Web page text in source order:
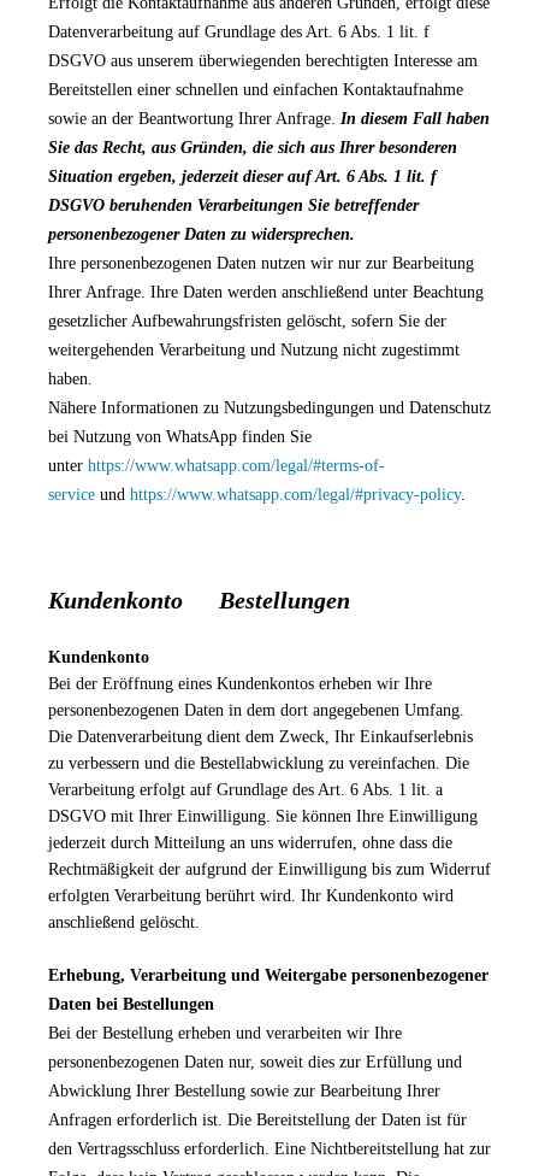
Datenverarbeitung auf Grundlage des Art. 6 Abs. 1 lit. f
DSGVO aus unserem überwiegenden berechtigten Interesse am
Bereitstellen einer schnellen und einfachen Kontaktaufnahme
sowie an der Beantwortung Ihrer Anfrage. In diesem Fall haben
Sie das Recht, aus Gründen, die sich aus Ihrer besonderen
Situation ergeben, jederzeit dieser auf Art. 6 Abs. 1 lit. f
DSGVO beruhenden Verarbeitungen Sie betreffender
personenbezogener Daten zu widersprechen.
Ihre personenbezogenen Daten nutzen wir nur zur Bearbeitung
Ihrer Anfrage. Ihre Daten werden anschließend unter Beachtung
gesetzlicher Aufbewahrungsfristen gelöscht, sofern Sie der
weitergehenden Verarbeitung und Nutzung nicht zugestimmt
haben.
Nähere Informationen zu Nutzungsbedingungen und Datenschutz
bei Nutzung von WhatsApp finden Sie
unter https://www.whatsapp.com/legal/#terms-of-
service und https://www.whatsapp.com/legal/#privacy-policy.
Kundenkonto Bestellungen
Kundenkonto
Bei der Eröffnung eines Kundenkontos erheben wir Ihre
personenbezogenen Daten in dem dort angegebenen Umfang.
Die Datenverarbeitung dient dem Zweck, Ihr Einkaufserlebnis
zu verbessern und die Bestellabwicklung zu vereinfachen. Die
Verarbeitung erfolgt auf Grundlage des Art. 6 Abs. 1 lit. a
DSGVO mit Ihrer Einwilligung. Sie können Ihre Einwilligung
jederzeit durch Mitteilung an uns widerrufen, ohne dass die
Rechtmäßigkeit der aufgrund der Einwilligung bis zum Widerruf
erfolgten Verarbeitung berührt wird. Ihr Kundenkonto wird
anschließend gelöscht.
Erhebung, Verarbeitung und Weitergabe personenbezogener
Daten bei Bestellungen
Bei der Bestellung erheben und verarbeiten wir Ihre
personenbezogenen Daten nur, soweit dies zur Erfüllung und
Abwicklung Ihrer Bestellung sowie zur Bearbeitung Ihrer
Anfragen erforderlich ist. Die Bereitstellung der Daten ist für
den Vertragsschluss erforderlich. Eine Nichtbereitstellung hat zur